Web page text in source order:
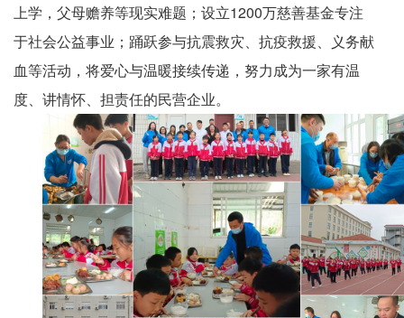
上学，父母赡养等现实难题；设立1200万慈善基金专注
于社会公益事业；踊跃参与抗震救灾、抗疫救援、义务献
血等活动，将爱心与温暖接续传递，努力成为一家有温
度、讲情怀、担责任的民营企业。